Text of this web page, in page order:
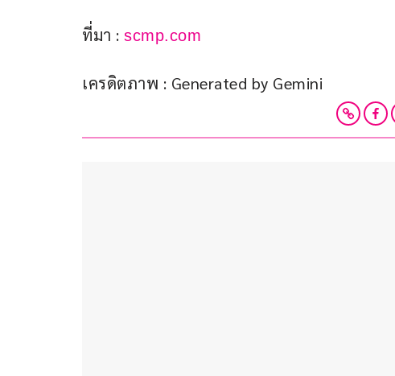
ที่มา : scmp.com
เครดิตภาพ : Generated by Gemini